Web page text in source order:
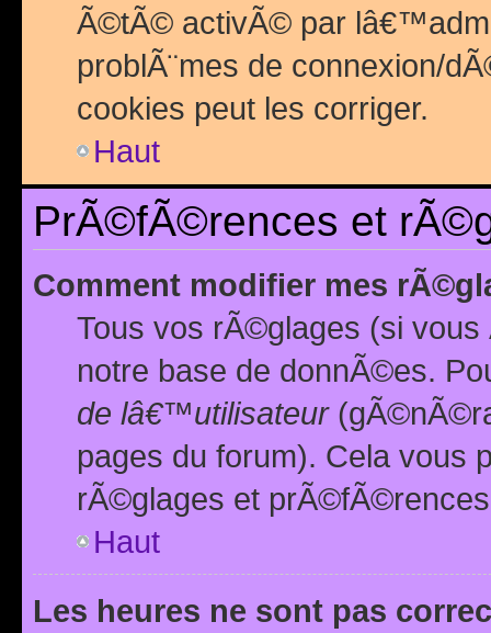
Ã©tÃ© activÃ© par
problÃ¨mes de connexion/
cookies peut les corriger.
Haut
PrÃ©fÃ©rences et
Comment modifier mes
Tous vos rÃ©glages (si
notre base de donnÃ©es.
de lâ€™utilisateur
pages du forum). Cela vous
rÃ©glages et
Haut
Les heures ne sont pas